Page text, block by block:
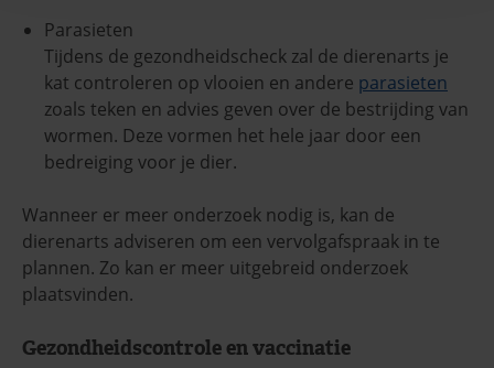
Parasieten
Tijdens de gezondheidscheck zal de dierenarts je
kat controleren op vlooien en andere parasieten
zoals teken en advies geven over de bestrijding van
wormen. Deze vormen het hele jaar door een
bedreiging voor je dier.
Wanneer er meer onderzoek nodig is, kan de
dierenarts adviseren om een vervolgafspraak in te
plannen. Zo kan er meer uitgebreid onderzoek
plaatsvinden.
Gezondheidscontrole en vaccinatie